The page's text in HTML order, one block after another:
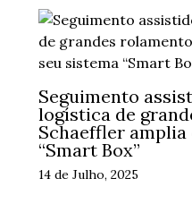
Seguimento
logística de
Schaeffler amplia
“Smart Box”
14 de Julho, 2025